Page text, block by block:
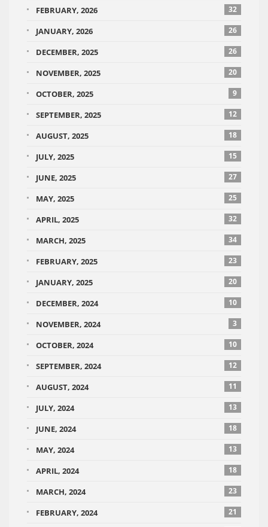
FEBRUARY, 2026 32
JANUARY, 2026 26
DECEMBER, 2025 26
NOVEMBER, 2025 20
OCTOBER, 2025 9
SEPTEMBER, 2025 12
AUGUST, 2025 18
JULY, 2025 15
JUNE, 2025 27
MAY, 2025 25
APRIL, 2025 32
MARCH, 2025 34
FEBRUARY, 2025 23
JANUARY, 2025 20
DECEMBER, 2024 10
NOVEMBER, 2024 3
OCTOBER, 2024 10
SEPTEMBER, 2024 12
AUGUST, 2024 11
JULY, 2024 13
JUNE, 2024 18
MAY, 2024 13
APRIL, 2024 18
MARCH, 2024 23
FEBRUARY, 2024 21